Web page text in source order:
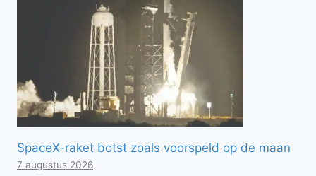
SpaceX-raket botst zoals voorspeld op de maan
7 augustus 2026